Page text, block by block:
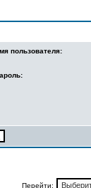
пользователя:
Перейти: